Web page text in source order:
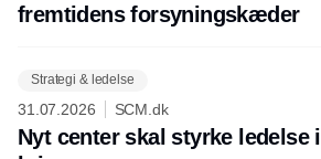
fremtidens forsyningskæder
Strategi & ledelse
31.07.2026 SCM.dk
Nyt center skal styrke ledelse i